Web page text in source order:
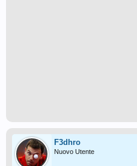
F3dhro
Nuovo Utente